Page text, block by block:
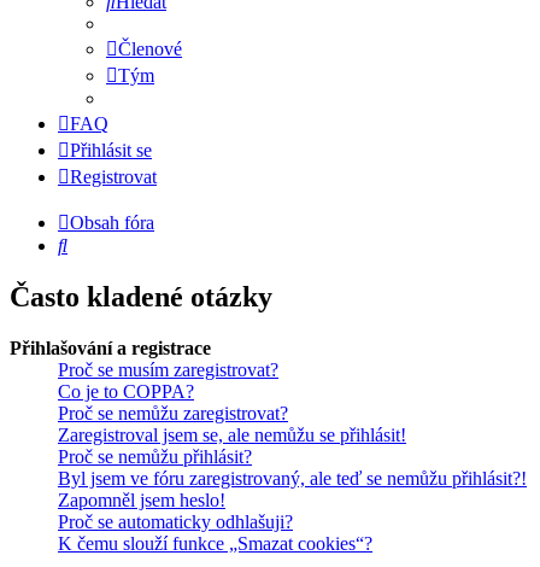
Členové
Tým
FAQ
Přihlásit se
Registrovat
Obsah fóra
Hledat
Často kladené otázky
Přihlašování a registrace
Proč se musím zaregistrovat?
Co je to COPPA?
Proč se nemůžu zaregistrovat?
Zaregistroval jsem se, ale nemůžu se přihlásit!
Proč se nemůžu přihlásit?
Byl jsem ve fóru zaregistrovaný, ale teď se nemůžu přihlásit?!
Zapomněl jsem heslo!
Proč se automaticky odhlašuji?
K čemu slouží funkce „Smazat cookies“?